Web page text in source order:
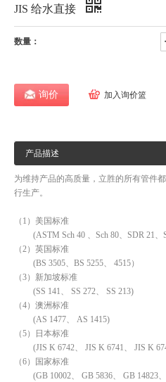
JIS 给水直接
数量：
询价 加入询价篮
产品描述
为维持产品的高质量，立胜的所有管件
行生产。
（1）美国标准
(ASTM Sch 40 、Sch 80、SDR 21、
（2）英国标准
(BS 3505、BS 5255、 4515）
（3）新加坡标准
(SS 141、 SS 272、 SS 213)
（4）澳洲标准
(AS 1477、 AS 1415)
（5）日本标准
(JIS K 6742、 JIS K 6741、 JIS K
（6）国家标准
(GB 10002、 GB 5836、 GB 14823、